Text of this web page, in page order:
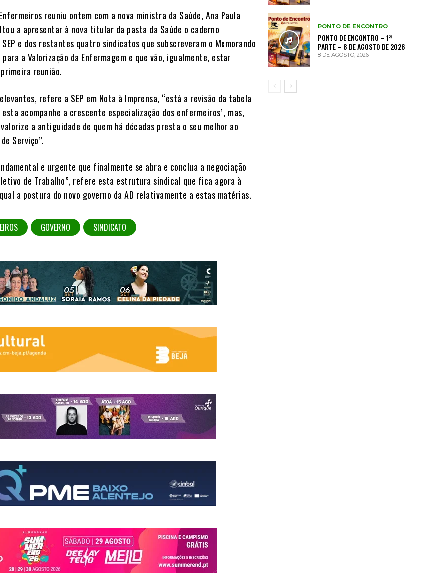
reuniu ontem com a nova ministra da Saúde, Ana Paula
a apresentar à nova titular da pasta da Saúde o caderno
e dos restantes quatro sindicatos que subscreveram o Memorando
a Valorização da Enfermagem e que vão, igualmente, estar
reunião.
refere a SEP em Nota à Imprensa, “está a revisão da tabela
acompanhe a crescente especialização dos enfermeiros”, mas,
a antiguidade de quem há décadas presta o seu melhor ao
Serviço”.
e urgente que finalmente se abra e conclua a negociação
de Trabalho”, refere esta estrutura sindical que fica agora à
a postura do novo governo da AD relativamente a estas matérias.
GOVERNO SINDICATO
PONTO DE ENCONTRO
PONTO DE ENCONTRO – 1ª
PARTE – 8 DE AGOSTO DE 2026
8 DE AGOSTO, 2026